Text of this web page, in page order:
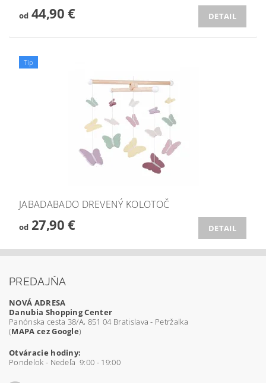
od44,90 € DETAIL
Tip
JABADABADO DREVENÝ KOLOTOČ
od27,90 € DETAIL
PREDAJŇA
NOVÁ ADRESA
Danubia Shopping Center
Panónska cesta 38/A, 851 04 Bratislava - Petržalka
(MAPA cez Google)
Otváracie hodiny:
Pondelok - Nedeľa 9:00 - 19:00